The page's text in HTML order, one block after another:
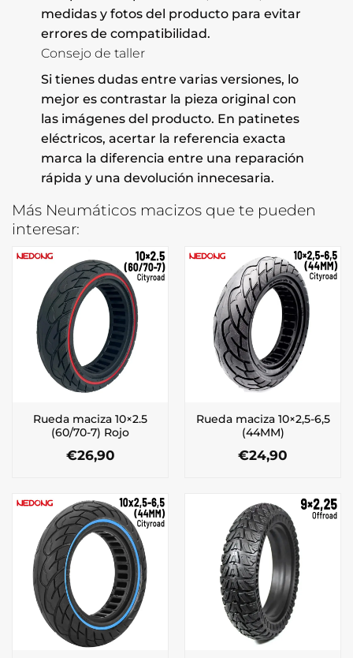
medidas y fotos del producto para evitar
errores de compatibilidad.
Consejo de taller
Si tienes dudas entre varias versiones, lo
mejor es contrastar la pieza original con
las imágenes del producto. En patinetes
eléctricos, acertar la referencia exacta
marca la diferencia entre una reparación
rápida y una devolución innecesaria.
Más Neumáticos macizos que te pueden
interesar:
Rueda maciza 10×2.5
(60/70-7) Rojo
€26,90
Rueda maciza 10×2,5-6,5
(44MM)
€24,90